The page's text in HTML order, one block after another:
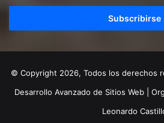
correo
© Copyright 2026, Todos los derechos
Desarrollo Avanzado de Sitios Web |
Leonardo